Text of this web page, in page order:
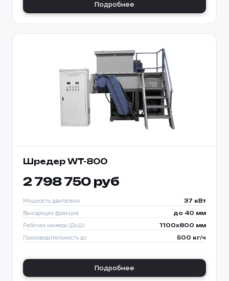
Подробнее
Шредер WT-800
2 798 750 руб
Мощность двигателя 37 кВт
Выходящая фракция до 40 мм
Рабочая камера (ДхШ) 1100x800 мм
Производительность до 500 кг/ч
Подробнее